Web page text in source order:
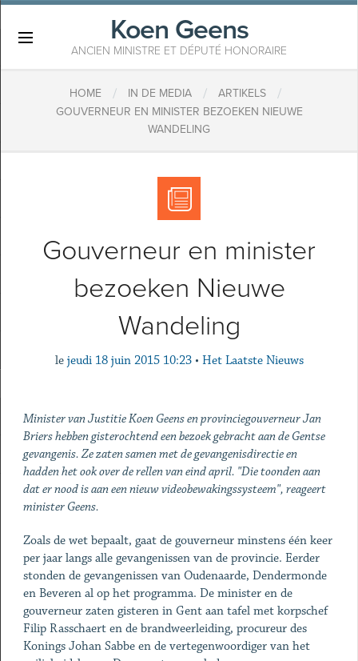
Koen Geens
ANCIEN MINISTRE ET DÉPUTÉ HONORAIRE
HOME / IN DE MEDIA / ARTIKELS /
GOUVERNEUR EN MINISTER BEZOEKEN NIEUWE
WANDELING
Gouverneur en minister
bezoeken Nieuwe
Wandeling
le jeudi 18 juin 2015 10:23 • Het Laatste Nieuws
Minister van Justitie Koen Geens en provinciegouverneur Jan
Briers hebben gisterochtend een bezoek gebracht aan de Gentse
gevangenis. Ze zaten samen met de gevangenisdirectie en
hadden het ook over de rellen van eind april. "Die toonden aan
dat er nood is aan een nieuw videobewakingssysteem", reageert
minister Geens.
Zoals de wet bepaalt, gaat de gouverneur minstens één keer
per jaar langs alle gevangenissen van de provincie. Eerder
stonden de gevangenissen van Oudenaarde, Dendermonde
en Beveren al op het programma. De minister en de
gouverneur zaten gisteren in Gent aan tafel met korpschef
Filip Rasschaert en de brandweerleiding, procureur des
Konings Johan Sabbe en de vertegenwoordiger van het